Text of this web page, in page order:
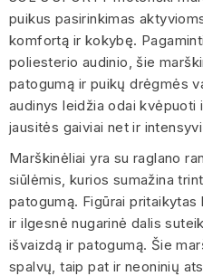
puikus pasirinkimas
komfortą ir kokybę.
poliesterio audinio, šie
patogumą ir puikų drėgmės
audinys leidžia odai
jausitės gaiviai net ir
Marškinėliai yra su raglano
siūlėmis, kurios sumažina
patogumą. Figūrai
ir ilgesnė nugarinė dalis
išvaizdą ir patogumą. Šie
spalvų, taip pat ir neoninių